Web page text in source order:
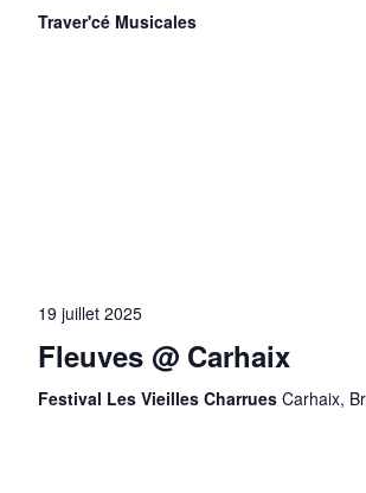
Traver'cé Musicales
19 juillet 2025
Fleuves @ Carhaix
Festival Les Vieilles Charrues Carhaix,